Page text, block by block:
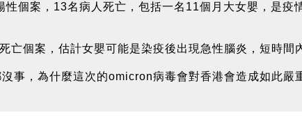
個案，13名病人死亡，包括一名11個月大女嬰，是疫
亡個案，估計女嬰可能是染疫後出現急性腦炎，短時間
事，為什麼這次的omicron病毒會對香港會造成如此嚴